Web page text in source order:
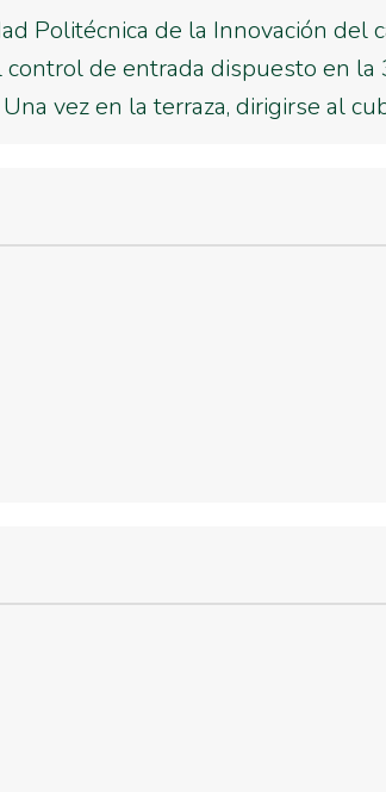
Politécnica de la Innovación del
control de entrada dispuesto en la
vez en la terraza, dirigirse al